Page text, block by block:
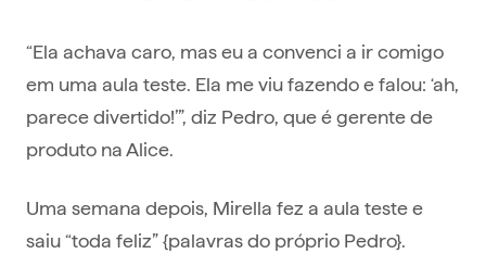
“Ela achava caro, mas eu a convenci a ir comigo
em uma aula teste. Ela me viu fazendo e falou: ‘ah,
parece divertido!’”, diz Pedro, que é gerente de
produto na Alice.
Uma semana depois, Mirella fez a aula teste e
saiu “toda feliz” {palavras do próprio Pedro}.